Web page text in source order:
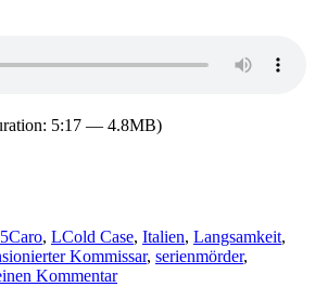
5:17 — 4.8MB)
Caro, LCold Case, Italien, Langsamkeit,
Kommissar, serienmörder,
Kommentarzu